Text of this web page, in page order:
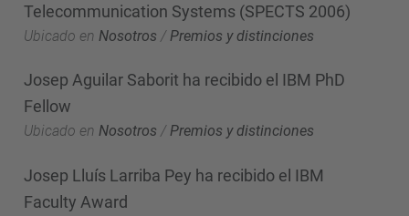
Telecommunication Systems (SPECTS 2006)
Ubicado en Nosotros / Premios y distinciones
Josep Aguilar Saborit ha recibido el IBM PhD
Fellow
Ubicado en Nosotros /Premios y distinciones
Josep Lluís Larriba Pey ha recibido el IBM
Faculty Award